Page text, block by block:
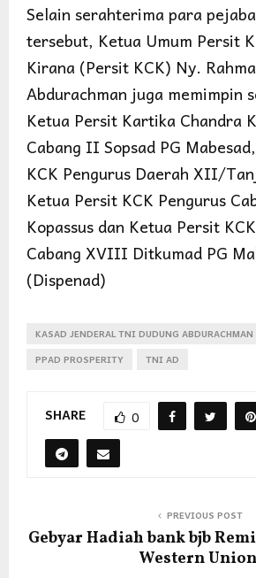
Selain serahterima para
tersebut, Ketua Umum Persit
Kirana (Persit KCK) Ny.
Abdurachman juga memimpin
Ketua Persit Kartika Chandra
Cabang II Sopsad PG
KCK Pengurus Daerah XII/
Ketua Persit KCK Pengurus
Kopassus dan Ketua Persit
Cabang XVIII Ditkumad PG
(Dispenad)
KASAD JENDERAL TNI DUDUNG ABDURACHMAN
PPAD PROSPERITY
TNI AD
SHARE 0
PREVIOUS POST
Gebyar Hadiah bank bjb
Western Union